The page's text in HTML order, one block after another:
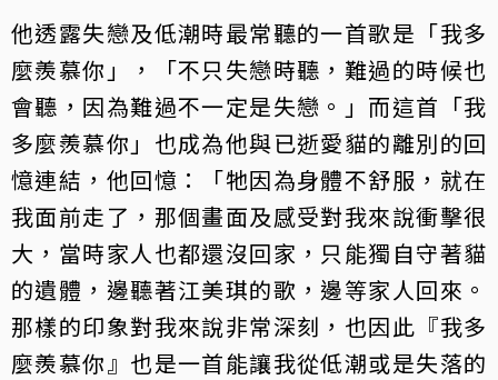
他透露失戀及低潮時最常聽的一首歌是「我多
麼羨慕你」，「不只失戀時聽，難過的時候也
會聽，因為難過不一定是失戀。」而這首「我
多麼羨慕你」也成為他與已逝愛貓的離別的回
憶連結，他回憶：「牠因為身體不舒服，就在
我面前走了，那個畫面及感受對我來說衝擊很
大，當時家人也都還沒回家，只能獨自守著貓
的遺體，邊聽著江美琪的歌，邊等家人回來。
那樣的印象對我來說非常深刻，也因此『我多
麼羨慕你』也是一首能讓我從低潮或是失落的